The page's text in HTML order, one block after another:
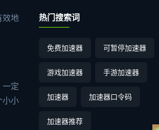
效地
一定
小小
热门搜索词
免费加速器 可暂停加速器
游戏加速器 手游加速器
加速器 加速器口令码
加速器推荐